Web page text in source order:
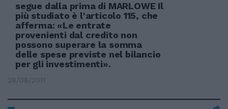
segue dalla prima di MARLOWE Il
più studiato è l'articolo 115, che
afferma: «Le entrate
provenienti dal credito non
possono superare la somma
delle spese previste nel bilancio
per gli investimenti».
28/08/2011